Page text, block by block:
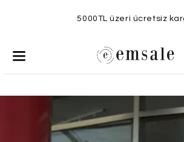
5000TL üzeri ücretsiz